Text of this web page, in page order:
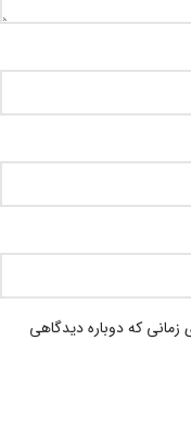
زمانی که دوباره دیدگاهی